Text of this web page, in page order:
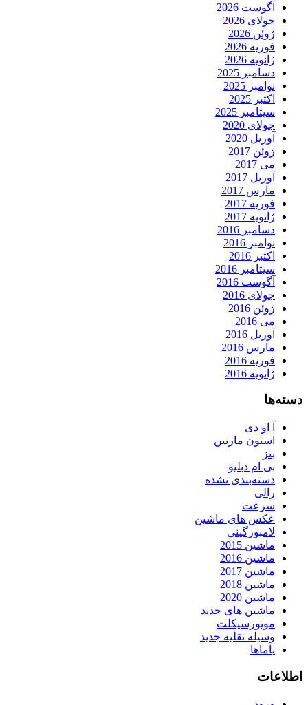
آگوست 2026
جولای 2026
ژوئن 2026
فوریه 2026
ژانویه 2026
دسامبر 2025
نوامبر 2025
اکتبر 2025
سپتامبر 2025
جولای 2020
آوریل 2020
ژوئن 2017
می 2017
آوریل 2017
مارس 2017
فوریه 2017
ژانویه 2017
دسامبر 2016
نوامبر 2016
اکتبر 2016
سپتامبر 2016
آگوست 2016
جولای 2016
ژوئن 2016
می 2016
آوریل 2016
مارس 2016
فوریه 2016
ژانویه 2016
دسته‌ها
آ او دی
استون مارتین
بنز
بی ام دبلیو
دسته‌بندی نشده
رالی
سرعت
عکس های ماشین
لامبورگینی
ماشین 2015
ماشین 2016
ماشین 2017
ماشین 2018
ماشین 2020
ماشین های جدید
موتورسیکلت
وسیله نقلیه جدید
یاماها
اطلاعات